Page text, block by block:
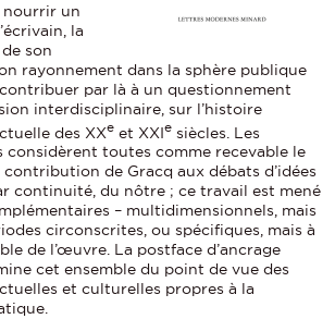
nourrir un
la
son
rayonnement dans la sphère publique
par là à un questionnement
interdisciplinaire, sur l’histoire
des XXe et XXIe siècles. Les
considèrent toutes comme recevable le
de Gracq aux débats d’idées
continuité, du nôtre ; ce travail est mené
– multidimensionnels, mais
circonscrites, ou spécifiques, mais à
de l’œuvre. La postface d’ancrage
cet ensemble du point de vue des
et culturelles propres à la